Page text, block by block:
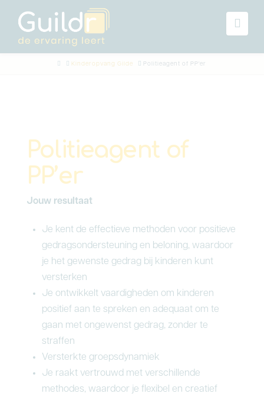
HomeKinderopvang Gilde Politieagent of PP'er
Politieagent of
PP’er
Jouw resultaat
Je kent de effectieve methoden voor positieve
gedragsondersteuning en beloning, waardoor
je het gewenste gedrag bij kinderen kunt
versterken
Je ontwikkelt vaardigheden om kinderen
positief aan te spreken en adequaat om te
gaan met ongewenst gedrag, zonder te
straffen
Versterkte groepsdynamiek
Je raakt vertrouwd met verschillende
methodes, waardoor je flexibel en creatief